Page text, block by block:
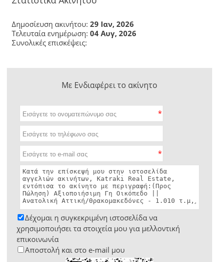
Δημοσίευση ακινήτου:29 Ιαν, 2026
Τελευταία ενημέρωση:04 Αυγ, 2026
Συνολικές επισκέψεις:
Με Ενδιαφέρει το ακίνητο
*
*
Δέχομαι η συγκεκριμένη ιστοσελίδα να
χρησιμοποιήσει τα στοιχεία μου για μελλοντική
επικοινωνία
Αποστολή και στο e-mail μου